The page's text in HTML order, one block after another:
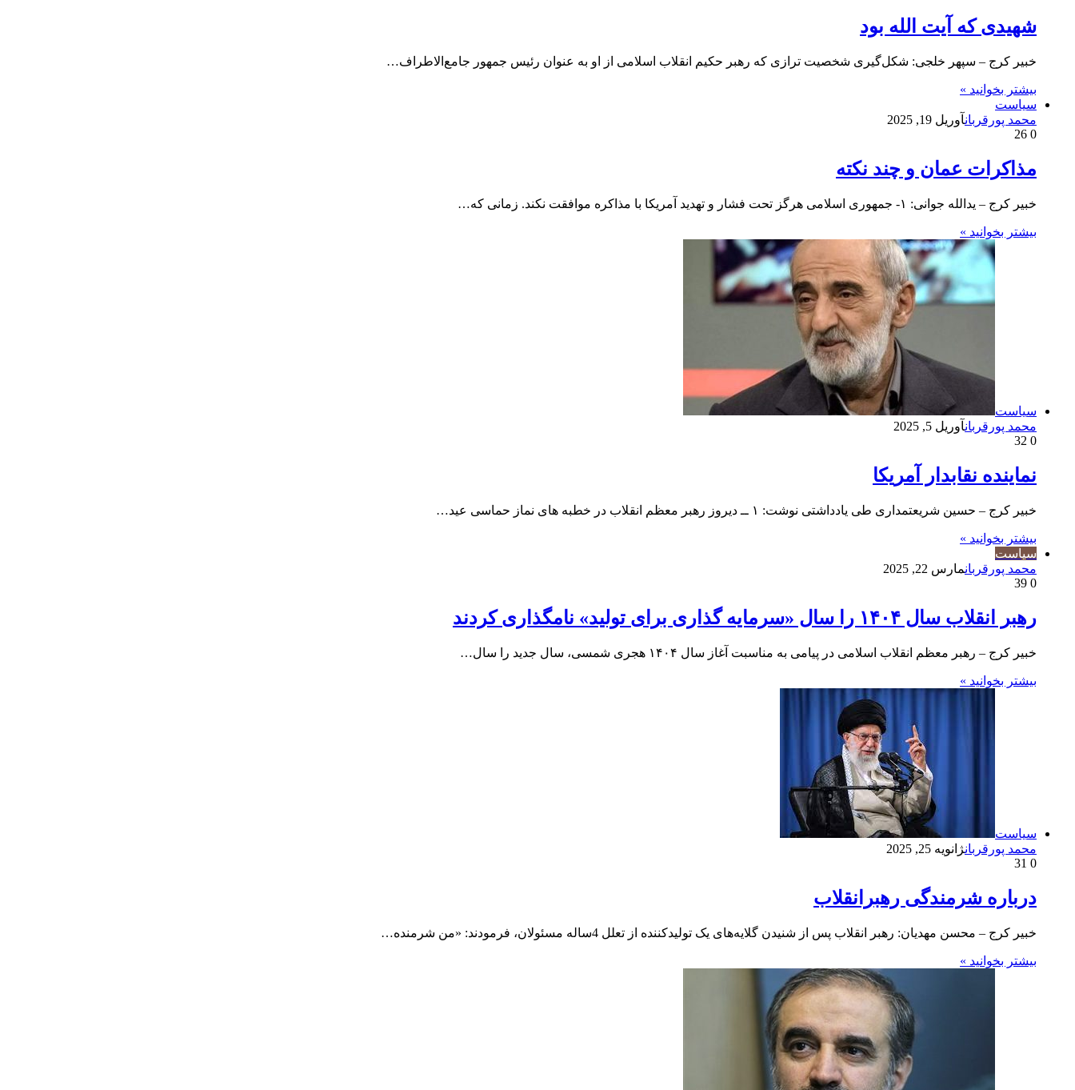
شهیدی که آیت الله بود
خبیر کرج – سپهر خلجی: شکل‌گیری شخصیت ترازی که رهبر حکیم انقلاب اسلامی از او به عنوان رئیس جمهور جامع‌الاطراف…
بیشتر بخوانید »
سیاست
محمد پورقربانآوریل 19, 2025
0
مذاکرات عمان و چند نکته
خبیر کرج – یدالله جوانی: ۱- جمهوری اسلامی هرگز تحت فشار و تهدید آمریکا با مذاکره موافقت نکند. زمانی که…
بیشتر بخوانید »
سیاست
محمد پورقربانآوریل 5, 2025
0
نماینده نقابدار آمریکا
خبیر کرج – حسین شریعتمداری طی یادداشتی نوشت: ۱ ــ دیروز رهبر معظم انقلاب در خطبه های نماز حماسی عید…
بیشتر بخوانید »
سیاست
محمد پورقربانمارس 22, 2025
0
رهبر انقلاب سال ۱۴۰۴ را سال «سرمایه گذاری برای تولید» نامگذاری کردند
خبیر کرج – رهبر معظم انقلاب اسلامی در پیامی به مناسبت آغاز سال ۱۴۰۴ هجری شمسی، سال جدید را سال…
بیشتر بخوانید »
سیاست
محمد پورقربانژانویه 25, 2025
0
درباره شرمندگی رهبرانقلاب
خبیر کرج – محسن مهدیان: رهبر انقلاب پس از شنیدن گلایه‌های یک تولیدکننده از تعلل 4ساله مسئولان، فرمودند: «من شرمنده…
بیشتر بخوانید »